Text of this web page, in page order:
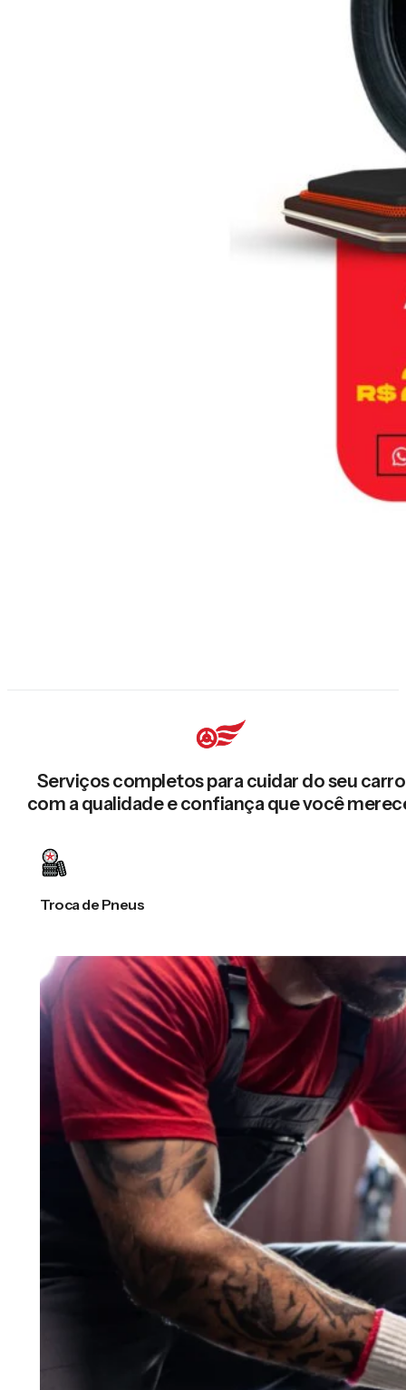
Serviços completos para cuidar do seu carro
com a qualidade e confiança que você
Troca de Pneus